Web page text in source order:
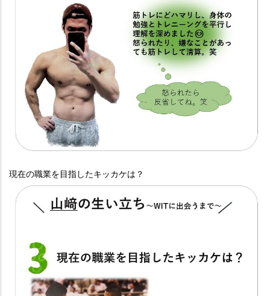
現在の職業を目指したキッカケは？